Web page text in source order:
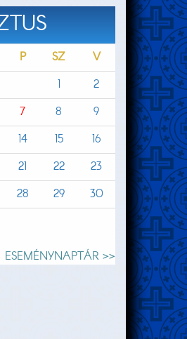
P SZ
V
1
2
7 8
9
14 15
16
21 22
23
28 29
30
ESEMÉNYNAPTÁR >>